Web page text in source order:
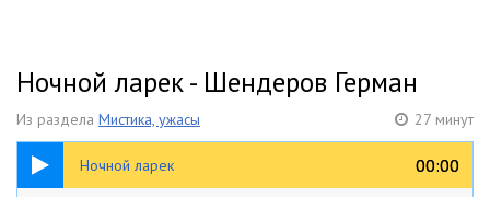
Ночной ларек - Шендеров Герман
Из раздела Мистика, ужасы 27 минут
Ночной ларек 00:00
00:00
27:32